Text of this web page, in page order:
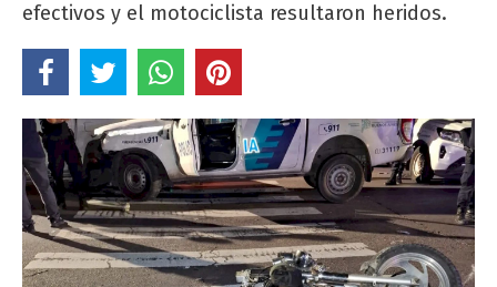
efectivos y el motociclista resultaron heridos.